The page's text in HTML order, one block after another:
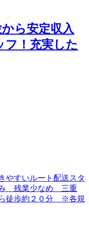
から安定収入
フ！充実した